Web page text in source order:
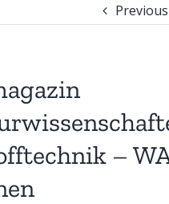
Previous
–